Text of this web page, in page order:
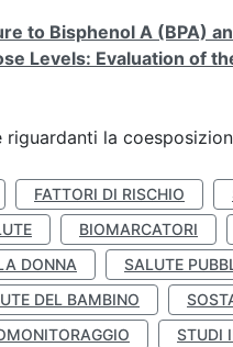
to Bisphenol A (BPA)
Levels: Evaluation of
la
FATTORI DI RISCHIO
BIOMARCATORI
DONNA SALUTE
DEL BAMBINO
STUDI